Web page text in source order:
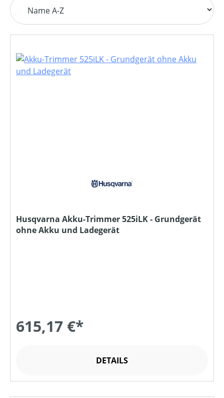
Husqvarna Akku-Trimmer 525iLK - Grundgerät
ohne Akku und Ladegerät
615,17 €*
DETAILS